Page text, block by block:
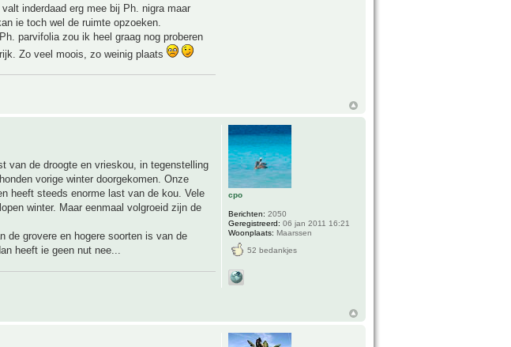
inderdaad erg mee bij Ph. nigra maar
ie toch wel de ruimte opzoeken.
parvifolia zou ik heel graag nog proberen
Zo veel moois, zo weinig plaats
van de droogte en vrieskou, in tegenstelling
vorige winter doorgekomen. Onze
heeft steeds enorme last van de kou. Vele
winter. Maar eenmaal volgroeid zijn de
de grovere en hogere soorten is van de
heeft ie geen nut nee...
cpo
Berichten: 2050
Geregistreerd: 06 jan 2011 16:21
Woonplaats: Maarssen
52 bedankjes